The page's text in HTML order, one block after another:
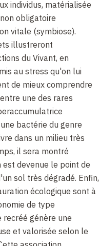
individus, matérialisée
obligatoire
vitale (symbiose).
illustreront
du Vivant, en
au stress qu'on lui
de mieux comprendre
une des rares
bactérie du genre
dans un milieu très
il sera montré
devenue le point de
sol très dégradé. Enfin,
écologique sont à
de type
génère une
et valorisée selon le